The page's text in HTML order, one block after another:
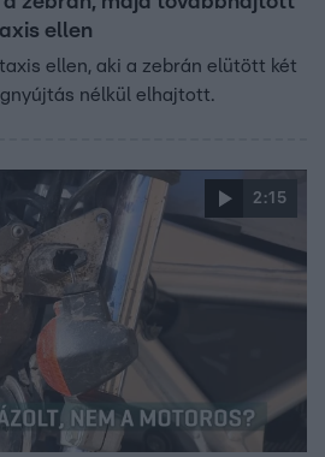
ellen
ellen, aki a zebrán elütött két
nélkül elhajtott.
2:15